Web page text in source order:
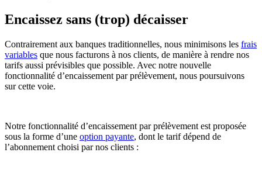
Encaissez sans (trop) décaisser
Contrairement aux banques traditionnelles, nous minimisons les frais
variables que nous facturons à nos clients, de manière à rendre nos
tarifs aussi prévisibles que possible. Avec notre nouvelle
fonctionnalité d’encaissement par prélèvement, nous poursuivons
sur cette voie.
Notre fonctionnalité d’encaissement par prélèvement est proposée
sous la forme d’une option payante, dont le tarif dépend de
l’abonnement choisi par nos clients :